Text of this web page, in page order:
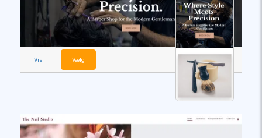
Vis Vælg